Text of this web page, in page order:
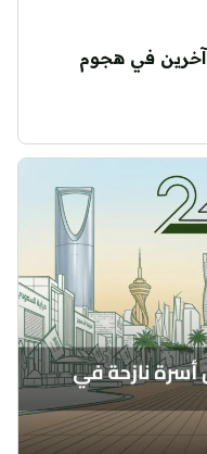
مقتل مدنيين اثنين وإصابة 14 آخرين في هجوم